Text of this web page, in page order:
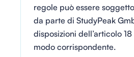
regole può essere
da parte di StudyPeak
disposizioni dell’articolo
modo corrispondente.